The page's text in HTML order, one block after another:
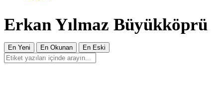
Erkan Yılmaz Büyükköprü
En Yeni En Okunan En Eski